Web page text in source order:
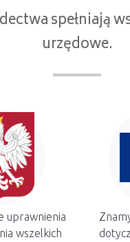
spełniają
urzędowe.
uprawnienia
wszelkich